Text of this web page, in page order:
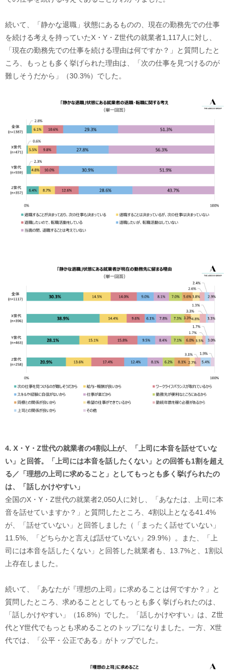
続いて、「静かな退職」状態にあるものの、現在の勤務先での仕事
を続ける考えを持っていたX・Y・Z世代の就業者1,117人に対し、
「現在の勤務先での仕事を続ける理由は何ですか？」と質問したと
ころ、もっとも多く挙げられた理由は、「次の仕事を見つけるのが
難しそうだから」（30.3%）でした。
4. X・Y・Z世代の就業者の4割以上が、「上司に本音を話せていな
い」と回答。「上司には本音を話したくない」との回答も1割を超え
る／「理想の上司に求めること」としてもっとも多く挙げられたの
は、「話しかけやすい」
全国のX・Y・Z世代の就業者2,050人に対し、「あなたは、上司に本
音を話せていますか？」と質問したところ、4割以上となる41.4%
が、「話せていない」と回答しました（「まったく話せていない」
11.5%、「どちらかと言えば話せていない」29.9%）。また、「上
司には本音を話したくない」と回答した就業者も、13.7%と、1割以
上存在しました。
続いて、「あなたが『理想の上司』に求めることは何ですか？」と
質問したところ、求めることとしてもっとも多く挙げられたのは、
「話しかけやすい」（16.8%）でした。「話しかけやすい」は、Z世
代とY世代でもっとも求めることのトップになりました。一方、X世
代では、「公平・公正である」がトップでした。